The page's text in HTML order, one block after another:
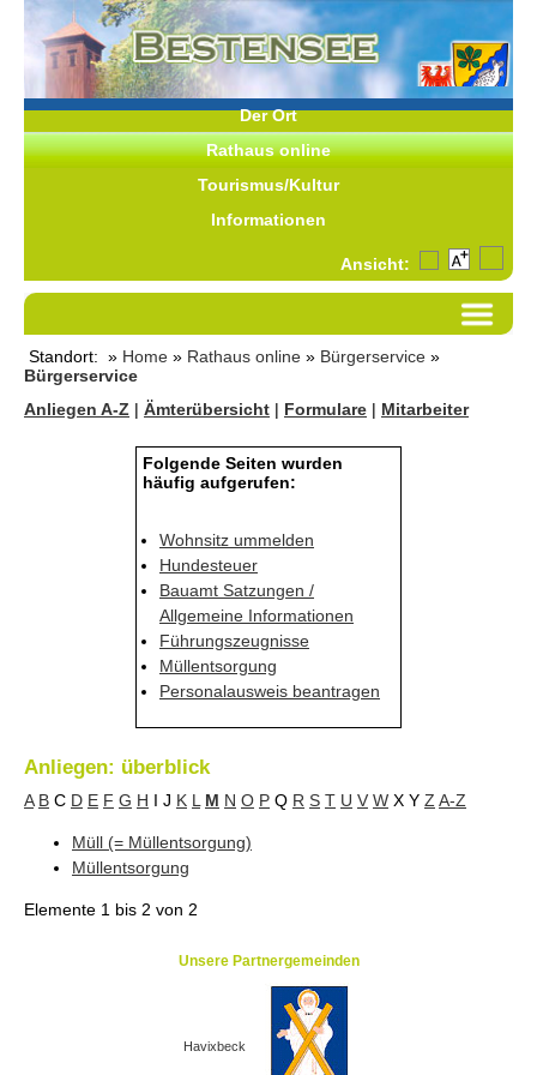
Der Ort
Rathaus online
Tourismus/Kultur
Informationen
Ansicht:
Standort: » Home » Rathaus online » Bürgerservice »
Bürgerservice
Anliegen A-Z | Ämterübersicht | Formulare | Mitarbeiter
Folgende Seiten wurden
häufig aufgerufen:
Wohnsitz ummelden
Hundesteuer
Bauamt Satzungen /
Allgemeine Informationen
Führungszeugnisse
Müllentsorgung
Personalausweis beantragen
Anliegen: überblick
A B C D E F G H I J K L M N O P Q R S T U V W X Y Z A-Z
Müll (= Müllentsorgung)
Müllentsorgung
Elemente 1 bis 2 von 2
Unsere Partnergemeinden
Havixbeck